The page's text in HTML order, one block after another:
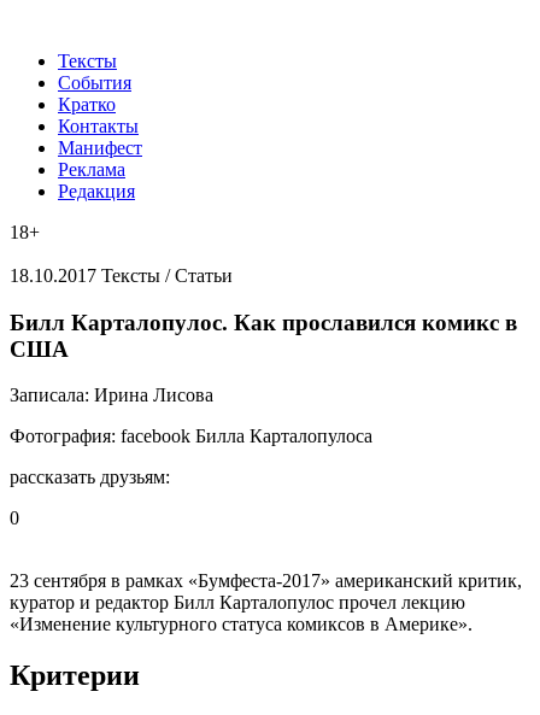
Тексты
События
Кратко
Контакты
Манифест
Реклама
Редакция
18+
18.10.2017 Тексты /Статьи
​Билл Карталопулос. Как прославился комикс в
США
Записала: Ирина Лисова
Фотография: facebook Билла Карталопулоса
рассказать друзьям:
0
23 сентября в рамках «Бумфеста-2017» американский критик,
куратор и редактор Билл Карталопулос прочел лекцию
«Изменение культурного статуса комиксов в Америке».
Критерии